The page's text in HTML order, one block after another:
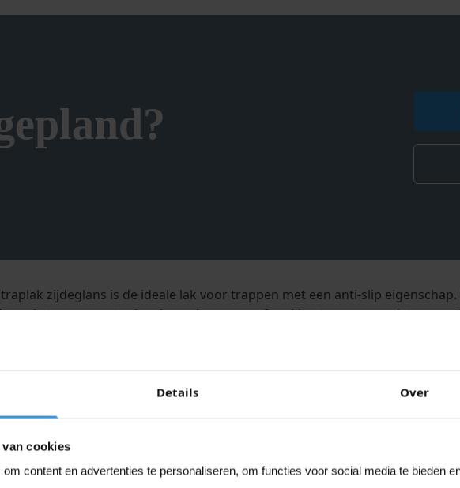
Details Over
cookies
content en advertenties te personaliseren, om functies voor social media te bieden
zijdeglans is de ideale lak voor trappen met een anti-slip
de trap een extra harde en duurzame afwerking te geven, zodat u
kras- en slijtvast, en dankzij de gebruiksvriendelijke applicatie is hij
geen zorgen te maken over vergeling, want deze traplak blijft mooi van
waterbasis, wat betekent dat u geen last heeft van vervelende verfgeuren.
werking